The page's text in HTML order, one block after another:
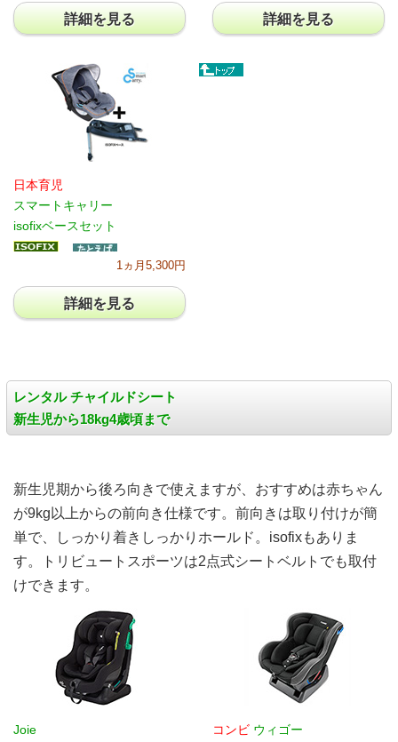
詳細を見る 詳細を見る
日本育児
スマートキャリー
isofixベースセット
1ヵ月5,300円
詳細を見る
レンタル チャイルドシート
新生児から18kg4歳頃まで
新生児期から後ろ向きで使えますが、おすすめは赤ちゃん
が9kg以上からの前向き仕様です。前向きは取り付けが簡
単で、しっかり着きしっかりホールド。isofixもありま
す。トリビュートスポーツは2点式シートベルトでも取付
けできます。
Joie
コンビ ウィゴー